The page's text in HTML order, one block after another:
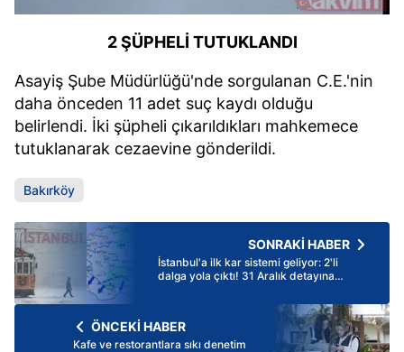
2 ŞÜPHELİ TUTUKLANDI
Asayiş Şube Müdürlüğü'nde sorgulanan C.E.'nin
daha önceden 11 adet suç kaydı olduğu
belirlendi. İki şüpheli çıkarıldıkları mahkemece
tutuklanarak cezaevine gönderildi.
Bakırköy
SONRAKİ HABER
İstanbul'a ilk kar sistemi geliyor: 2'li
dalga yola çıktı! 31 Aralık detayına
ÖNCEKİ HABER
Kafe ve restorantlara sıkı denetim